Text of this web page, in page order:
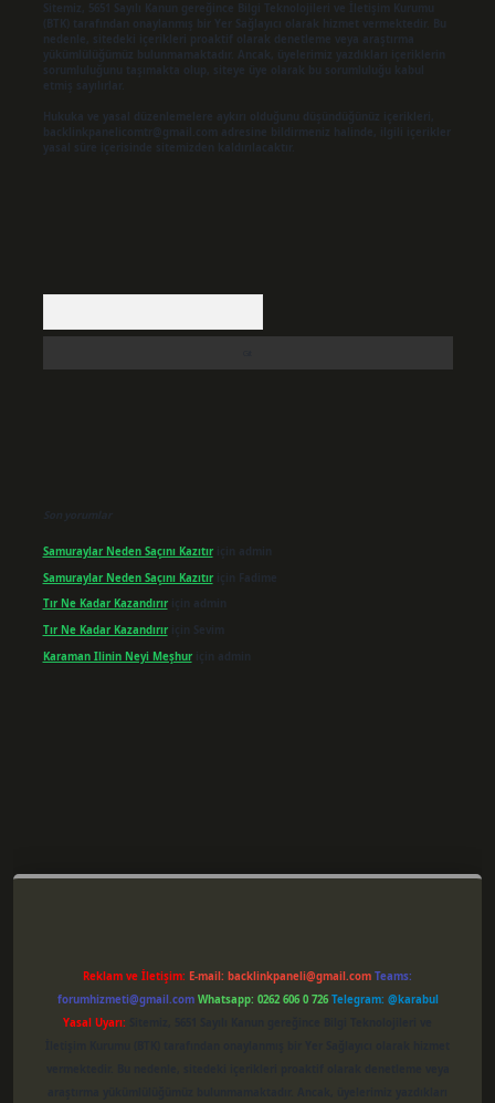
Sitemiz, 5651 Sayılı Kanun gereğince Bilgi Teknolojileri ve İletişim Kurumu
(BTK) tarafından onaylanmış bir Yer Sağlayıcı olarak hizmet vermektedir. Bu
nedenle, sitedeki içerikleri proaktif olarak denetleme veya araştırma
yükümlülüğümüz bulunmamaktadır. Ancak, üyelerimiz yazdıkları içeriklerin
sorumluluğunu taşımakta olup, siteye üye olarak bu sorumluluğu kabul
etmiş sayılırlar.
Hukuka ve yasal düzenlemelere aykırı olduğunu düşündüğünüz içerikleri,
backlinkpanelicomtr@gmail.com
adresine bildirmeniz halinde, ilgili içerikler
yasal süre içerisinde sitemizden kaldırılacaktır.
Son yorumlar
Samuraylar Neden Saçını Kazıtıriçin admin
Samuraylar Neden Saçını Kazıtıriçin Fadime
Tır Ne Kadar Kazandırıriçin admin
Tır Ne Kadar Kazandırıriçin Sevim
Karaman Ilinin Neyi Meşhuriçin admin
Reklam ve İletişim: E-mail: backlinkpaneli@gmail.com Teams:
forumhizmeti@gmail.com Whatsapp: 0262 606 0 726 Telegram: @karabul
Yasal Uyarı: